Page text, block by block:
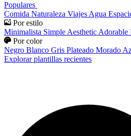
Populares
Comida Naturaleza Viajes Agua
Por estilo
Minimalista Simple Aesthetic Adorable
Por color
Negro Blanco Gris Plateado Morado
Explorar plantillas recientes